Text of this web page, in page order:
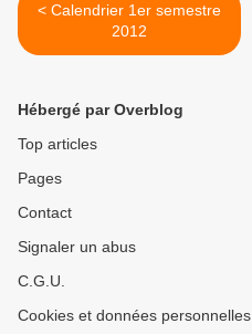
< Calendrier 1er semestre
2012
Hébergé par Overblog
Top articles
Pages
Contact
Signaler un abus
C.G.U.
Cookies et données personnelles